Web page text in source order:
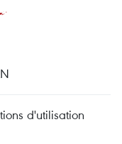
d'utilisation